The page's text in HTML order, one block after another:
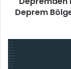
Geliyor
Deprem
Sözleşmeli
Personelin
Atanacağı